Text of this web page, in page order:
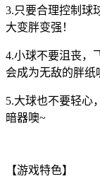
3.只要合理控制球
大变胖变强！
4.小球不要沮丧，
会成为无敌的胖纸
5.大球也不要轻心
暗器噢~
【游戏特色】